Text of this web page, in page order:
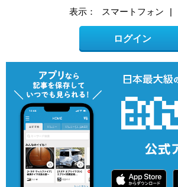
表示： スマートフォン |
ログイン